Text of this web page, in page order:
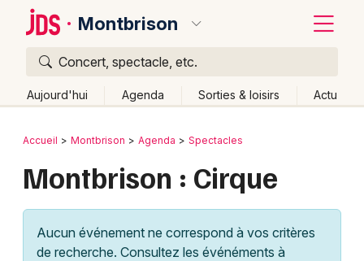
Montbrison
Concert, spectacle, etc.
Aujourd'hui Agenda Sorties & loisirs Actu
Publier un événement
Grands événements
Bordeaux
Lille
Retour
Accueil Montbrison Agenda Spectacles
Montbrison : Cirque
Aucun événement ne correspond à vos critères
de recherche. Consultez les événéments à
Quoi ?
Où ?
Partout
Près de moi Changer de lieu
Quand ?
Ce week-end